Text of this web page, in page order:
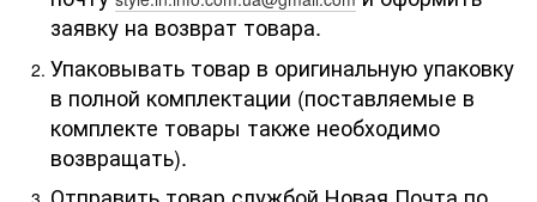
заявку на возврат товара.
Упаковывать товар в оригинальную упаковку
в полной комплектации (поставляемые в
комплекте товары также необходимо
возвращать).